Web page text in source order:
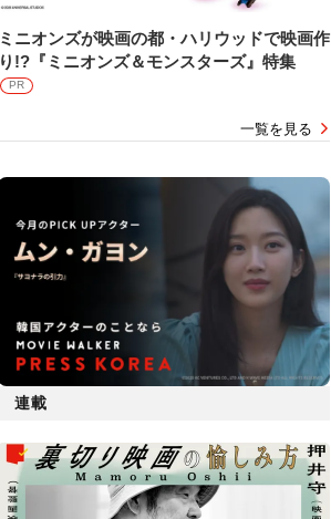
ミニオンズが映画の都・ハリウッドで映画作
り!?『ミニオンズ＆モンスターズ』特集
PR
一覧を見る
連載